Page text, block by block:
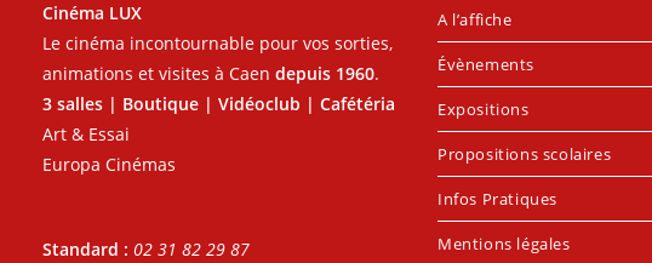
Cinéma LUX
Le cinéma incontournable pour vos sorties,
animations et visites à Caen depuis 1960.
3 salles | Boutique | Vidéoclub | Cafétéria
Art & Essai
Europa Cinémas
Standard : 02 31 82 29 87
A l’affiche
Évènements
Expositions
Propositions scolaires
Infos Pratiques
Mentions légales